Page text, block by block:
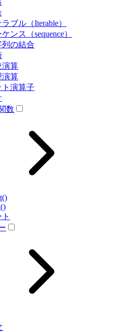
ブル（Iterable）
ンス（sequence）
列の結合
演算
演算
ト演算子
数